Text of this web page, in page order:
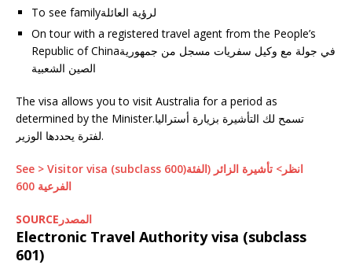
To see familyلرؤية العائلة
On tour with a registered travel agent from the People’s
Republic of Chinaفي جولة مع وكيل سفريات مسجل من جمهورية
الصين الشعبية
The visa allows you to visit Australia for a period as
determined by the Minister.تسمح لك التأشيرة بزيارة أستراليا
لفترة يحددها الوزير.
See > Visitor visa (subclass 600)انظر> تأشيرة الزائر (الفئة
الفرعية 600
SOURCEالمصدر
Electronic Travel Authority visa (subclass
601)